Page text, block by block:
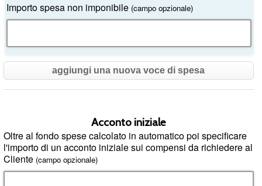
Importo spesa non imponibile (campo opzionale)
aggiungi una nuova voce di spesa
Acconto iniziale
Oltre al fondo spese calcolato in automatico poi specificare
l'importo di un acconto iniziale sui compensi da richiedere al
Cliente (campo opzionale)